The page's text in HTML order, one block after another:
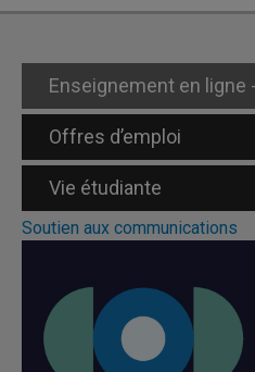
Enseignement en ligne
Offres d’emploi
Vie étudiante
Soutien aux communications